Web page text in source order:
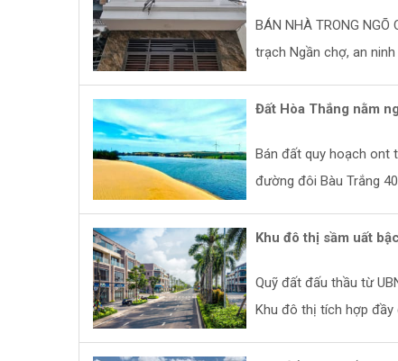
BÁN NHÀ TRONG
trạch Ngần chợ, an
Đất Hòa Thắng nằm
Bán đất quy hoạch ont
đường đôi Bàu Trắng
Khu đô thị sầm uất
Quỹ đất đấu thầu từ
Khu đô thị tích hợp đầy